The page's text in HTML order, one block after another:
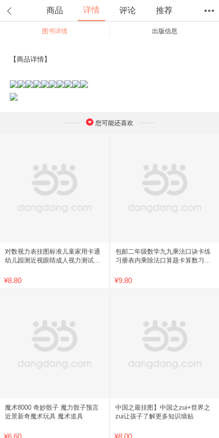
商品 详情 评论 推荐
图书详情 出版信息
【商品详情】
您可能还喜欢
对数视力表挂图标准儿童家用卡通
幼儿园测近视眼睛成人视力测试表
¥8.80
包邮二年级数学九九乘法口诀卡练
习册表内乘除法口算题卡算数习题
¥9.80
魔术8000 奇妙骰子 魔力骰子预言
近景新奇魔术玩具 魔术道具
¥6.60
中国之最挂图】中国之zui+世界之
zui让孩子了解更多知识墙贴
¥8.00